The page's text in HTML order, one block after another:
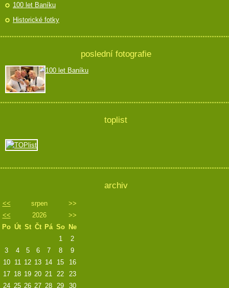
100 let Baníku
Historické fotky
poslední fotografie
100 let Baníku
toplist
archiv
<< srpen
>>
<<
2026
>>
Po Út St Čt Pá So Ne
1
2
3
4 5 6 7 8
9
10
11 12 13 14 15
16
17 18 19 20 21 22
23
24 25 26 27 28 29 30